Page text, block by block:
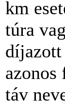
km
túra
díjazott
azonos
táv